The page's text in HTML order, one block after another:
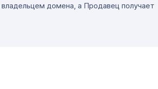
домена, а Продавец получает